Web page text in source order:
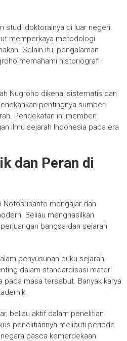
studi doktoralnya di luar negeri.
memperkaya metodologi
Selain itu, pengalaman
memahami historiografi
Nugroho dikenal sistematis dan
pentingnya sumber
Pendekatan ini memberi
ilmu sejarah Indonesia pada era
dan Peran di
Notosusanto mengajar dan
Beliau menghasilkan
bangsa dan sejarah
penyusunan buku sejarah
dalam standardisasi materi
pada masa tersebut. Banyak karya
beliau aktif dalam penelitian
penelitiannya meliputi periode
pasca kemerdekaan.